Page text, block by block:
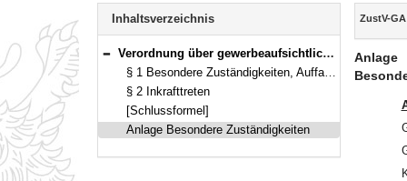
BAYERN.RECHT
letzten
Navigation
Inhaltsverzeichnis
Bereich reduzieren
Verordnung über gewerbeaufsichtliche Zuständigkeiten (ZustV-GA) Vom 9. Dezember 2014 (GVBl S. 555) BayRS 805-2-A/U (§§ 1–2)
§ 1 Besondere Zuständigkeiten, Auffangzuständigkeit
§ 2 Inkrafttreten
[Schlussformel]
Anlage Besondere Zuständigkeiten
Inhalt
ZustV-GA
Anlage